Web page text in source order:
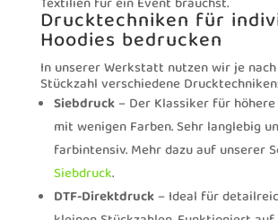
Textilien für ein Event brauchst.
Drucktechniken für
Hoodies bedrucken
In unserer Werkstatt nutzen wir je
Stückzahl verschiedene
Siebdruck– Der Klassiker für
mit wenigen Farben. Sehr langlebig
farbintensiv. Mehr dazu auf unserer
Siebdruck.
DTF-Direktdruck– Ideal für